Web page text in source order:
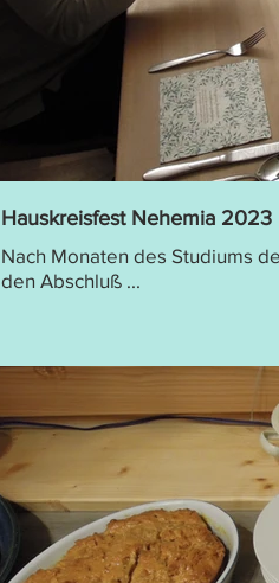
Hauskreisfest Nehemia 2023
Nach Monaten des Studiums
den Abschluß ...